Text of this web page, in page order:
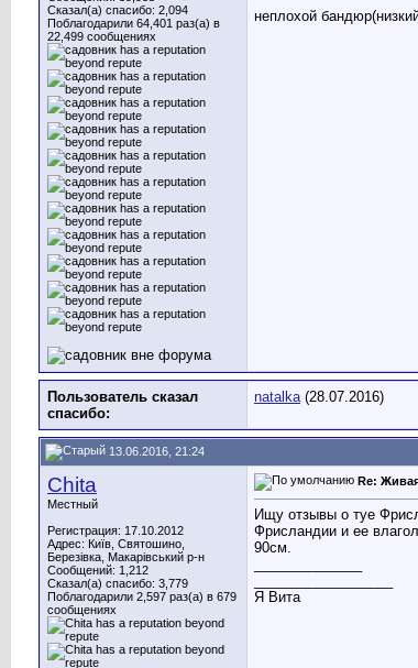
Сказал(а) спасибо: 2,094
Поблагодарили 64,401 раз(а) в
22,499 сообщениях
неплохой
Пользователь сказал
cпасибо:
natalka(28.07.2016)
13.06.2016, 21:24
Chita
Местный
Регистрация: 17.10.2012
Адрес: Київ, Святошино,
Березівка, Макарівський р-н
Сообщений: 1,212
Сказал(а) спасибо: 3,779
Поблагодарили 2,597 раз(а) в 679
сообщениях
Re:
Ищу отзывы о туе
Фрисландии и ее
90см.
Я Вита